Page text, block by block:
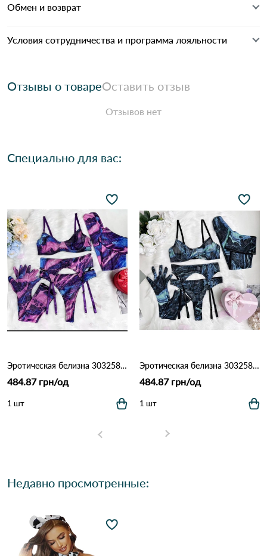
Обмен и возврат
Условия сотрудничества и программа лояльности
Отзывы о товареОставить отзыв
Отзывов нет
Специально для вас:
Эротическая белизна 303258 Черно-фиолетовый
484.87 грн/од
1 шт
Эротическая белизна 303258 Черно-бирюзовый
484.87 грн/од
1 шт
Недавно просмотренные: